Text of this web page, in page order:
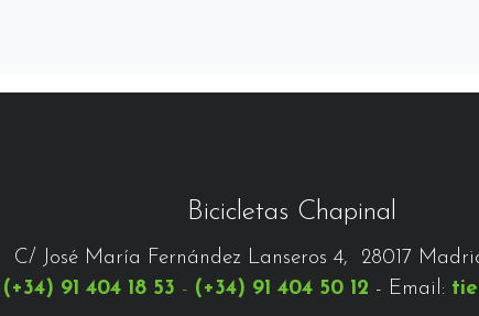
Bicicletas Chapinal
C/ José María Fernández Lanseros 4, 28017
(+34) 91 404 18 53 - (+34) 91 404 50 12 - Email: